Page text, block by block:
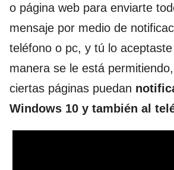
o página web para enviarte
mensaje por medio de
teléfono o pc, y tú lo
manera se le está
ciertas páginas puedan
Windows 10 y también al